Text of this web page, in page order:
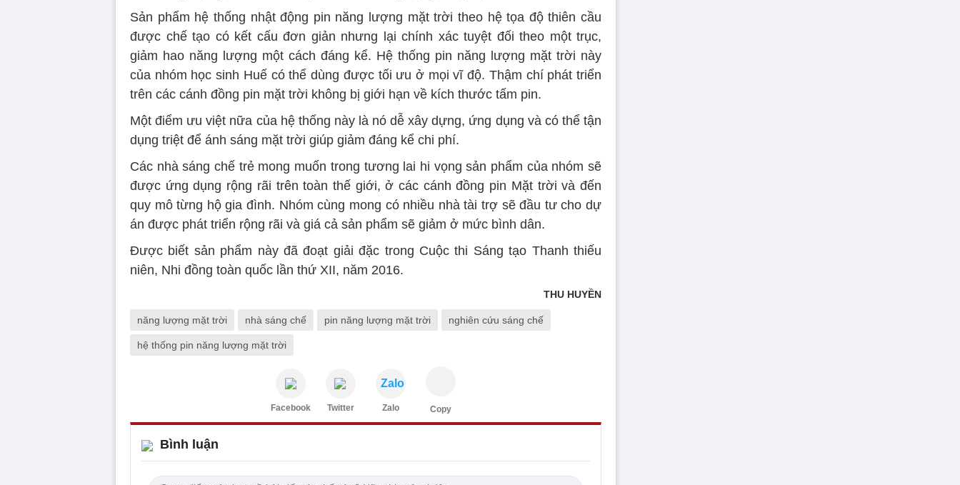
Sản phẩm hệ thống nhật động pin năng lượng mặt trời theo hệ tọa độ thiên cầu
được chế tạo có kết cấu đơn giản nhưng lại chính xác tuyệt đối theo một trục,
giảm hao năng lượng một cách đáng kể. Hệ thống pin năng lượng mặt trời này
của nhóm học sinh Huế có thể dùng được tối ưu ở mọi vĩ độ. Thậm chí phát triển
trên các cánh đồng pin mặt trời không bị giới hạn về kích thước tấm pin.
Một điểm ưu việt nữa của hệ thống này là nó dễ xây dựng, ứng dụng và có thể tận
dụng triệt để ánh sáng mặt trời giúp giảm đáng kể chi phí.
Các nhà sáng chế trẻ mong muốn trong tương lai hi vọng sản phẩm của nhóm sẽ
được ứng dụng rộng rãi trên toàn thế giới, ở các cánh đồng pin Mặt trời và đến
quy mô từng hộ gia đình. Nhóm cùng mong có nhiều nhà tài trợ sẽ đầu tư cho dự
án được phát triển rộng rãi và giá cả sản phẩm sẽ giảm ở mức bình dân.
Được biết sản phẩm này đã đoạt giải đặc trong Cuộc thi Sáng tạo Thanh thiếu
niên, Nhi đồng toàn quốc lần thứ XII, năm 2016.
THU HUYỀN
năng lượng mặt trời nhà sáng chế pin năng lượng mặt trời nghiên cứu sáng chế
hệ thống pin năng lượng mặt trời
Facebook Twitter
Zalo
Zalo Copy
Bình luận